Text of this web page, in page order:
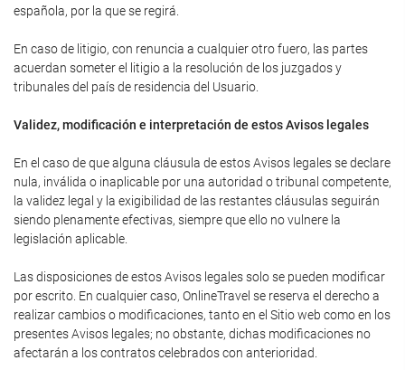
española, por la que se regirá.
En caso de litigio, con renuncia a cualquier otro fuero, las partes
acuerdan someter el litigio a la resolución de los juzgados y
tribunales del país de residencia del Usuario.
Validez, modificación e interpretación de estos Avisos legales
En el caso de que alguna cláusula de estos Avisos legales se declare
nula, inválida o inaplicable por una autoridad o tribunal competente,
la validez legal y la exigibilidad de las restantes cláusulas seguirán
siendo plenamente efectivas, siempre que ello no vulnere la
legislación aplicable.
Las disposiciones de estos Avisos legales solo se pueden modificar
por escrito. En cualquier caso, OnlineTravel se reserva el derecho a
realizar cambios o modificaciones, tanto en el Sitio web como en los
presentes Avisos legales; no obstante, dichas modificaciones no
afectarán a los contratos celebrados con anterioridad.